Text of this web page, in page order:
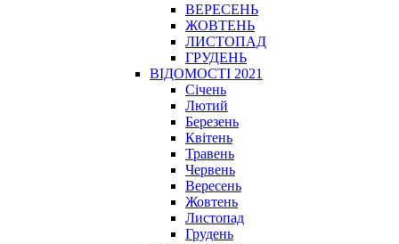
ВЕРЕСЕНЬ
ЖОВТЕНЬ
ЛИСТОПАД
ГРУДЕНЬ
ВІДОМОСТІ 2021
Січень
Лютий
Березень
Квітень
Травень
Червень
Вересень
Жовтень
Листопад
Грудень